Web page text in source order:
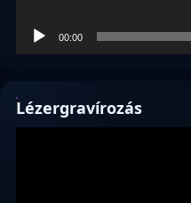
00:00
Lézergravírozás